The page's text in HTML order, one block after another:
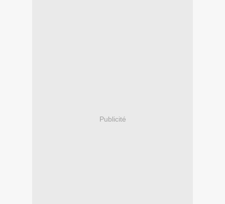
Publicité